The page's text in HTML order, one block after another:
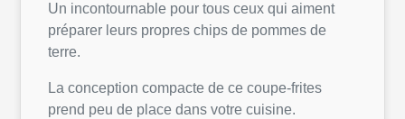
Un incontournable pour tous ceux qui aiment
préparer leurs propres chips de pommes de
terre.
La conception compacte de ce coupe-frites
prend peu de place dans votre cuisine.